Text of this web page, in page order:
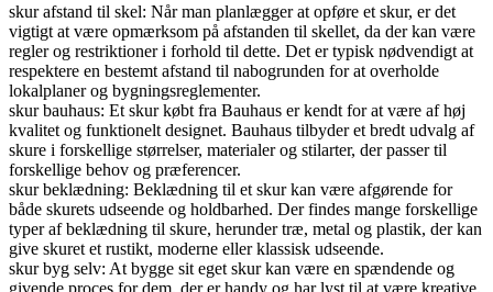
skur afstand til skel: Når man planlægger at opføre et skur, er det
vigtigt at være opmærksom på afstanden til skellet, da der kan være
regler og restriktioner i forhold til dette. Det er typisk nødvendigt at
respektere en bestemt afstand til nabogrunden for at overholde
lokalplaner og bygningsreglementer.
skur bauhaus: Et skur købt fra Bauhaus er kendt for at være af høj
kvalitet og funktionelt designet. Bauhaus tilbyder et bredt udvalg af
skure i forskellige størrelser, materialer og stilarter, der passer til
forskellige behov og præferencer.
skur beklædning: Beklædning til et skur kan være afgørende for
både skurets udseende og holdbarhed. Der findes mange forskellige
typer af beklædning til skure, herunder træ, metal og plastik, der kan
give skuret et rustikt, moderne eller klassisk udseende.
skur byg selv: At bygge sit eget skur kan være en spændende og
givende proces for dem, der er handy og har lyst til at være kreative.